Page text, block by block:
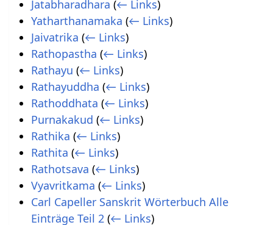
Jatabharadhara (← Links)
Yatharthanamaka (← Links)
Jaivatrika (← Links)
Rathopastha (← Links)
Rathayu (← Links)
Rathayuddha (← Links)
Rathoddhata (← Links)
Purnakakud (← Links)
Rathika (← Links)
Rathita (← Links)
Rathotsava (← Links)
Vyavritkama (← Links)
Carl Capeller Sanskrit Wörterbuch Alle
Einträge Teil 2 (← Links)